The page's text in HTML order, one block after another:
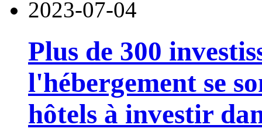
2023-07-04
Plus de 300
l'hébergement se
hôtels à investir